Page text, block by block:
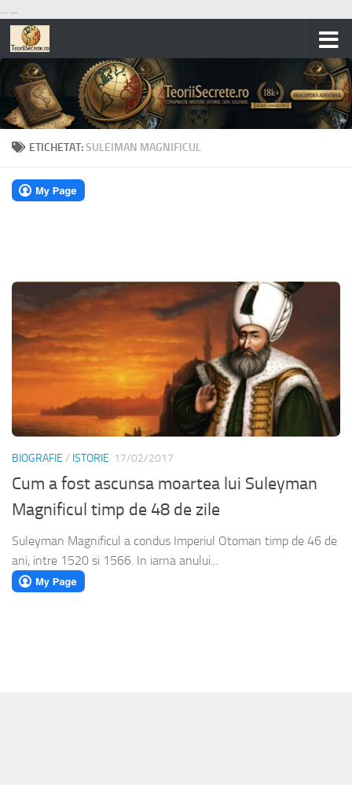
... ...
Skip to content
ETICHETAT:SULEIMAN MAGNIFICUL
BIOGRAFIE / ISTORIE 17/02/2017
Cum a fost ascunsa moartea lui Suleyman
Magnificul timp de 48 de zile
Suleyman Magnificul a condus Imperiul Otoman timp de 46 de
ani, intre 1520 si 1566. In iarna anului...